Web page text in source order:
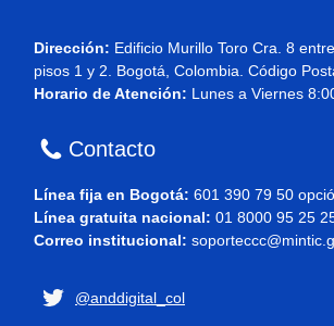
Dirección: Edificio Murillo Toro Cra. 8
pisos 1 y 2. Bogotá, Colombia. Código
Horario de Atención: Lunes a Viernes
Contacto
Línea fija en Bogotá: 601 390 79 50
Línea gratuita nacional: 01 8000 95 25
Correo institucional:
@anddigital_col